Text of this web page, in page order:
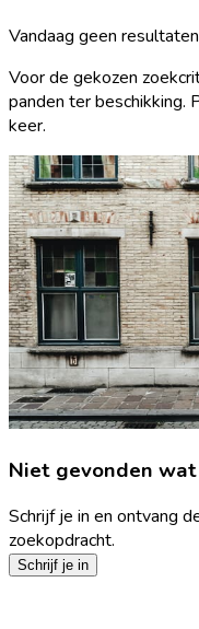
Vandaag geen
Voor de gekozen
panden ter beschikking.
keer.
Niet gevonden
Schrijf je in en ontvang
zoekopdracht.
Schrijf je in